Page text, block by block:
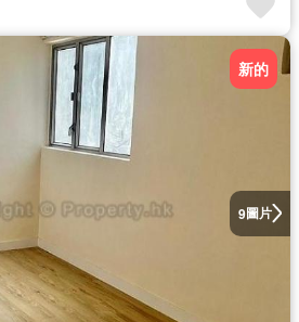
9圖片
新的